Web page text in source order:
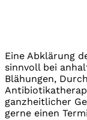
Eine Abklärung
sinnvoll bei
Blähungen,
ganzheitlicher
gerne einen